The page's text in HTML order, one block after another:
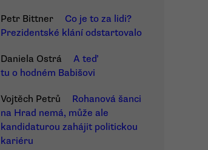
Petr Bittner
Co je to za lidi?
Prezidentské klání odstartovalo
Daniela Ostrá
A teď
tu o hodném Babišovi
Vojtěch Petrů
Rohanová šanci
na Hrad nemá, může ale
kandidaturou zahájit politickou
kariéru